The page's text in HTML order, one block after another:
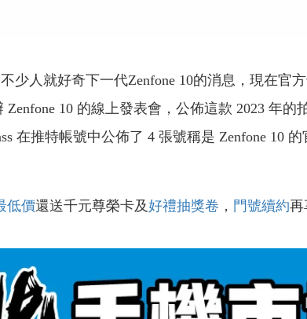
少人就好奇下一代Zenfone 10的消息，現在官
10 的線上發表會，公佈這款 2023 年的
在推特帳號中公佈了 4 張號稱是 Zenfone 10 的
低價還送千元尊榮卡及好禮抽獎卷 ， 門號續約再